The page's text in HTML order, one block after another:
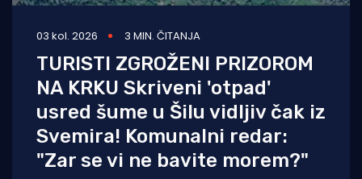
03 kol. 2026 3 MIN. ČITANJA
TURISTI ZGROŽENI PRIZOROM
NA KRKU Skriveni 'otpad'
usred šume u Šilu vidljiv čak iz
Svemira! Komunalni redar:
"Zar se vi ne bavite morem?"